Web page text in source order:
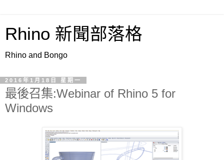
Rhino 新聞部落格
Rhino and Bongo
2016年1月18日 星期一
最後召集:Webinar of Rhino 5 for
Windows